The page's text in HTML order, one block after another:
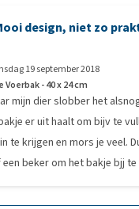
design, niet zo
19 september 2018
- 40 x 24 cm
mijn dier slobber het
er uit haalt om bijv te
te krijgen en mors je veel.
beker om het bakje bjj te